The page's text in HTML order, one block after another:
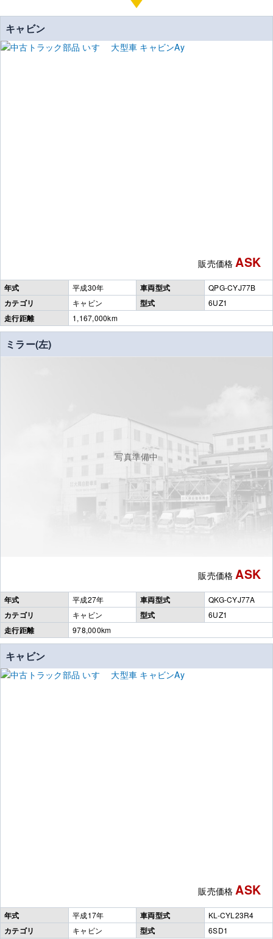
キャビン
販売価格 ASK
年式 平成30年 車両型式 QPG-CYJ77B
カテゴリ キャビン 型式 6UZ1
走行距離 1,167,000km
ミラー(左)
写真準備中
販売価格 ASK
年式 平成27年 車両型式 QKG-CYJ77A
カテゴリ キャビン 型式 6UZ1
走行距離 978,000km
キャビン
販売価格 ASK
年式 平成17年 車両型式 KL-CYL23R4
カテゴリ キャビン 型式 6SD1